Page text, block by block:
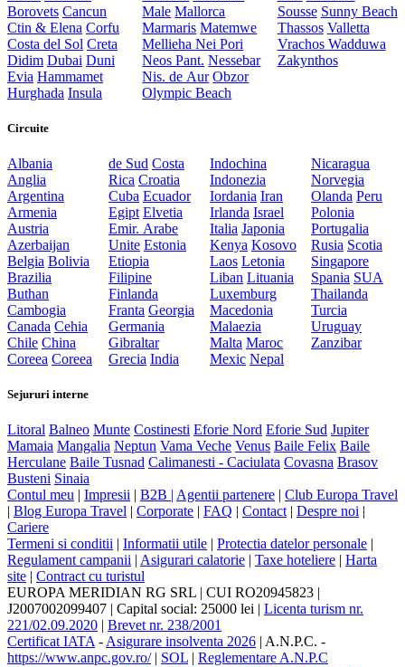
Borovets Cancun
Ctin & Elena Corfu
Costa del Sol Creta
Didim Dubai Duni
Evia Hammamet
Hurghada Insula
Male Mallorca
Marmaris Matemwe
MelliehaNei Pori
Neos Pant. Nessebar
Nis. de Aur Obzor
Olympic Beach
Sousse Sunny Beach
Thassos Valletta
Vrachos Wadduwa
Zakynthos
Circuite
Albania
Anglia
Argentina
Armenia
Austria
Azerbaijan
Belgia Bolivia
Brazilia
Buthan
Cambogia
Canada Cehia
Chile China
Coreea Coreea
de Sud Costa
Rica Croatia
Cuba Ecuador
Egipt Elvetia
Emir. Arabe
Unite Estonia
Etiopia
Filipine
Finlanda
Franta Georgia
Germania
Gibraltar
Grecia India
Indochina
Indonezia
Iordania Iran
Irlanda Israel
Italia Japonia
Kenya Kosovo
Laos Letonia
Liban Lituania
Luxemburg
Macedonia
Malaezia
Malta Maroc
Mexic Nepal
Nicaragua
Norvegia
Olanda Peru
Polonia
Portugalia
Rusia Scotia
Singapore
Spania SUA
Thailanda
Turcia
Uruguay
Zanzibar
Sejururi interne
Litoral Balneo Munte Costinesti Eforie Nord Eforie Sud Jupiter
Mamaia Mangalia Neptun Vama Veche Venus Baile Felix Baile
Herculane Baile Tusnad Calimanesti - Caciulata Covasna Brasov
Busteni Sinaia
Contul meu | Impresii | B2B | Agentii partenere | Club Europa Travel
| Blog Europa Travel | Corporate | FAQ | Contact | Despre noi |
Cariere
Termeni si conditii | Informatii utile | Protectia datelor personale |
Regulament campanii | Asigurari calatorie | Taxe hoteliere | Harta
site | Contract cu turistul
EUROPA MERIDIAN RG SRL | CUI RO20945823 |
J2007002099407 | Capital social: 25000 lei | Licenta turism nr.
221/02.09.2020 | Brevet nr. 238/2001
Certificat IATA - Asigurare insolventa 2026 | A.N.P.C. -
https://www.anpc.gov.ro/| SOL | Reglementare A.N.P.C